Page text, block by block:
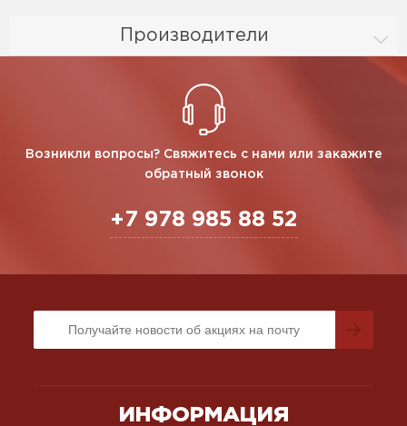
Производители
Возникли вопросы? Свяжитесь с нами или закажите
обратный звонок
+7 978 985 88 52
ИНФОРМАЦИЯ